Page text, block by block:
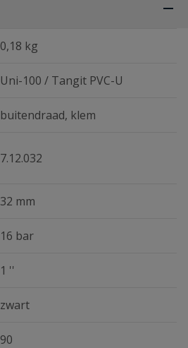
0,18 kg
Uni-100 / Tangit PVC-U
buitendraad, klem
7.12.032
32 mm
16 bar
1 ''
zwart
90